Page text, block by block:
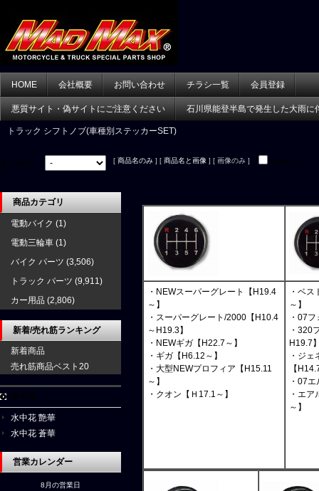
HOME 会社概要 お問い合わせ チラシ一覧 会員登録
悪質サイト・偽サイトにご注意ください 石川県能登半島で発生した大雨に
トラック シフトノブ(車種別ステッカーSET)
[ 商品名のみ ] [ 商品名と画像 ] [ 画像のみ ]
・NEWスーパーグレート【H19.4
～】
・スーパーグレート/2000【H10.4
～H19.3】
・NEWギガ【H22.7～】
・ギガ【H6.12～】
・大型NEWプロフィア【H15.11
～】
・クオン【Ｈ17.1～】
・ベ
～】
・07
・320
H19.7
・ジ
【
・07
・エ
～】
商品カテゴリ
電動バイク (1)
電動三輪車 (1)
バイク パーツ (3,506)
トラック パーツ (9,911)
カー用品 (2,806)
新着/売れ筋ランキング
新着商品
売れ筋商品ベスト20
水中花 艶華
水中花 蒼華
営業カレンダー
8月の営業日